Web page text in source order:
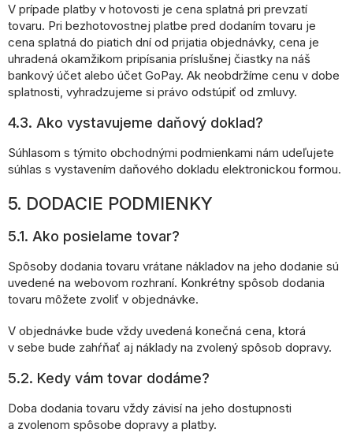
V prípade platby v hotovosti je cena splatná pri prevzatí
tovaru. Pri bezhotovostnej platbe pred dodaním tovaru je
cena splatná do piatich dní od prijatia objednávky, cena je
uhradená okamžikom pripísania príslušnej čiastky na náš
bankový účet alebo účet GoPay. Ak neobdržíme cenu v dobe
splatnosti, vyhradzujeme si právo odstúpiť od zmluvy.
4.3. Ako vystavujeme daňový doklad?
Súhlasom s týmito obchodnými podmienkami nám udeľujete
súhlas s vystavením daňového dokladu elektronickou formou.
5. DODACIE PODMIENKY
5.1. Ako posielame tovar?
Spôsoby dodania tovaru vrátane nákladov na jeho dodanie sú
uvedené na webovom rozhraní. Konkrétny spôsob dodania
tovaru môžete zvoliť v objednávke.
V objednávke bude vždy uvedená konečná cena, ktorá
v sebe bude zahŕňať aj náklady na zvolený spôsob dopravy.
5.2. Kedy vám tovar dodáme?
Doba dodania tovaru vždy závisí na jeho dostupnosti
a zvolenom spôsobe dopravy a platby.